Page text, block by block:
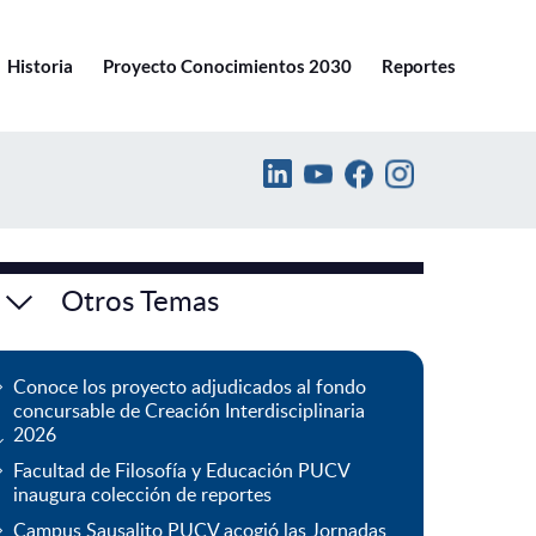
Historia Proyecto Conocimientos 2030 Reportes
Otros Temas
Conoce los proyecto adjudicados al fondo
concursable de Creación Interdisciplinaria
2026
Facultad de Filosofía y Educación PUCV
inaugura colección de reportes
Campus Sausalito PUCV acogió las Jornadas